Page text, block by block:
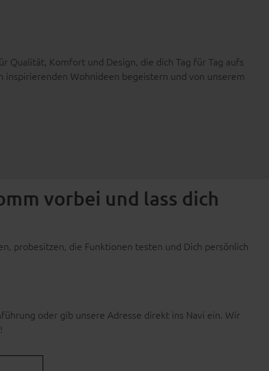
Qualität, Komfort und Design, die dich Tag für Tag aufs
inspirierenden Wohnideen begeistern und von unserem
vorbei und lass dich
probesitzen, die Funktionen testen und Dich persönlich
oder gib unsere Adresse direkt ins Navi ein. Wir